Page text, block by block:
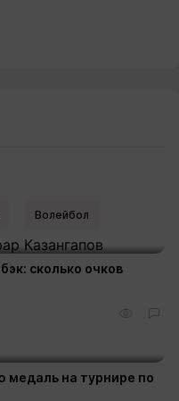
Волейбол
сколько очков
медаль на турнире по